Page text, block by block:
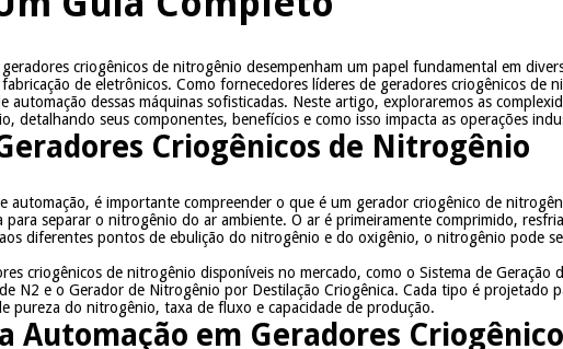
criogênicos de nitrogênio desempenham um papel fundamental em
de eletrônicos. Como fornecedores líderes de geradores criogênicos de
automação dessas máquinas sofisticadas. Neste artigo, exploraremos as
detalhando seus componentes, benefícios e como isso impacta as operações
Criogênicos de Nitrogênio
automação, é importante compreender o que é um gerador criogênico de
para separar o nitrogênio do ar ambiente. O ar é primeiramente comprimido,
diferentes pontos de ebulição do nitrogênio e do oxigênio, o nitrogênio pode
criogênicos de nitrogênio disponíveis no mercado, como o Sistema de Geração
N2 e o Gerador de Nitrogênio por Destilação Criogênica. Cada tipo é projetado
pureza do nitrogênio, taxa de fluxo e capacidade de produção.
Automação em Geradores